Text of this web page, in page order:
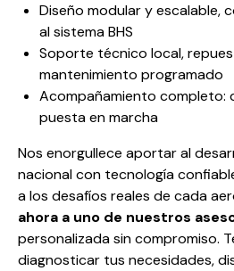
Diseño modular y escalable,
al sistema BHS
Soporte técnico local,
mantenimiento programado
Acompañamiento completo:
puesta en marcha
Nos enorgullece aportar al
nacional con tecnología
a los desafíos reales de cada
ahora a uno de nuestros
personalizada sin compromiso.
diagnosticar tus necesidades,